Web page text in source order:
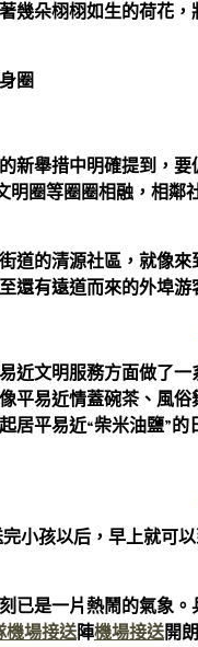
幾朵栩栩如生的荷花
圈
新舉措中明確提到，
明圈等圈圈相融，相
道的清源社區，就像
還有遠道而來的外埠
近文明服務方面做了
平易近情蓋碗茶、風俗
居平易近“柴米油鹽”的
小孩以后，早上就可
已是一片熱鬧的氣象
機場接送陣機場接送開